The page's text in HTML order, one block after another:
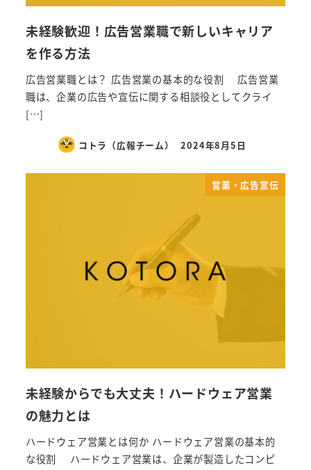
未経験歓迎！広告営業職で新しいキャリア
を作る方法
広告営業職とは？ 広告営業の基本的な役割 広告営業
職は、企業の広告や宣伝に関する相談役としてクライ
[…]
コトラ（広報チーム） 2024年8月5日
営業・広告宣伝
未経験からでも大丈夫！ハードウェア営業
の魅力とは
ハードウェア営業とは何か ハードウェア営業の基本的
な役割 ハードウェア営業は、企業が製造したコンピ